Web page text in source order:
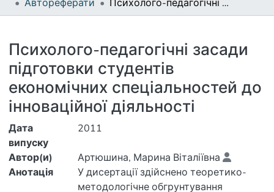
Автореферати
Психолого-педагогічні засади підготовки студентів економічних спеціальностей до інноваційної діяльності
Психолого-педагогічні засади
підготовки студентів
економічних спеціальностей до
інноваційної діяльності
Дата
випуску
2011
Автор(и)
Артюшина, Марина Віталіївна
Анотація
У дисертації здійснено теоретико-
методологічне обгрунтування